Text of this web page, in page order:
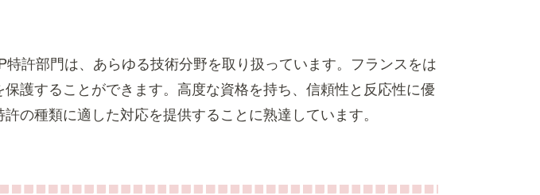
許部門は、あらゆる技術分野を取り扱っています。フランスをは
護することができます。高度な資格を持ち、信頼性と反応性に優
の種類に適した対応を提供することに熟達しています。